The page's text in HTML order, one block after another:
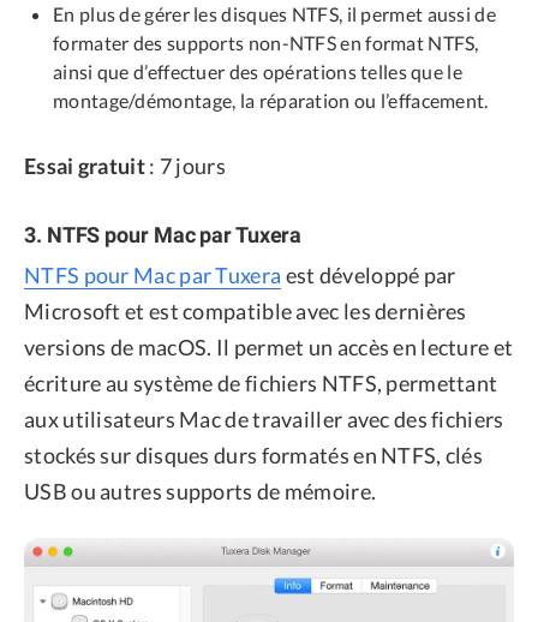
En plus de gérer les disques NTFS, il permet aussi de
formater des supports non-NTFS en format NTFS,
ainsi que d’effectuer des opérations telles que le
montage/démontage, la réparation ou l’effacement.
Essai gratuit: 7 jours
3. NTFS pour Mac par Tuxera
NTFS pour Mac par Tuxera est développé par
Microsoft et est compatible avec les dernières
versions de macOS. Il permet un accès en lecture et
écriture au système de fichiers NTFS, permettant
aux utilisateurs Mac de travailler avec des fichiers
stockés sur disques durs formatés en NTFS, clés
USB ou autres supports de mémoire.